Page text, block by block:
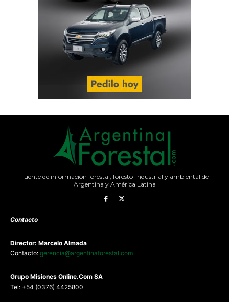
Fuente de información forestal, foresto-industrial y ambiental de
Argentina y América Latina
Contacto
Director: Marcelo Almada
Contacto: gerencia@argentinaforestal.com
Grupo Misiones Online.Com SA
Tel: +54 (0376) 4425800